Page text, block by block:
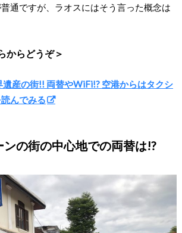
通ですが、ラオスにはそう言った概念は
からどうぞ＞
遺産の街!! 両替やWiFi!? 空港からはタクシ
んでみる
ンの街の中心地での両替は!?